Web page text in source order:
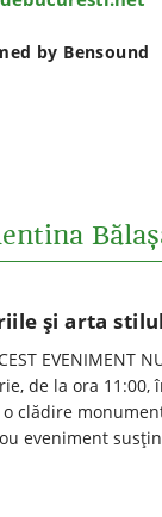
by Bensound
și arta
EVENIMENT
de la ora
o clădire
eveniment